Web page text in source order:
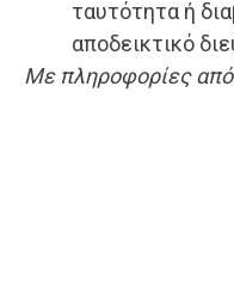
ταυτότητα ή
αποδεικτικό
Με πληροφορίες